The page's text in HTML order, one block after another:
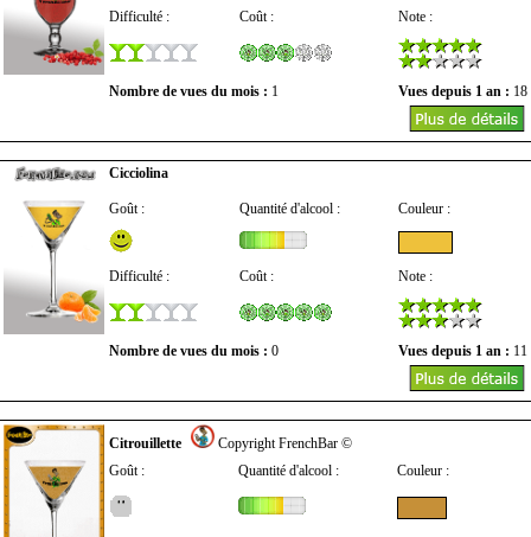
Difficulté : Coût : Note :
Nombre de vues du mois : 1 Vues depuis 1 an : 18
Cicciolina
Goût : Quantité d'alcool : Couleur :
Difficulté : Coût : Note :
Nombre de vues du mois : 0 Vues depuis 1 an : 11
Citrouillette
Copyright FrenchBar ©
Goût :
Quantité d'alcool : Couleur :